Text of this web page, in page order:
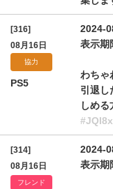
[316]
08月16日
協力
PS5
2024-
表示期
わちゃ
引退し
しめる
[314]
08月16日
フレンド
2024-
表示期